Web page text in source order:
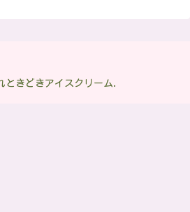
きどきアイスクリーム.